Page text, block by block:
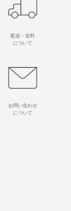
配送・送料
について
お問い合わせ
について